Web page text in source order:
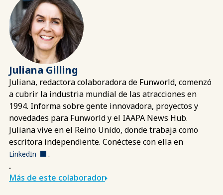
Juliana Gilling
Juliana, redactora colaboradora de Funworld, comenzó
a cubrir la industria mundial de las atracciones en
1994. Informa sobre gente innovadora, proyectos y
novedades para Funworld y el IAAPA News Hub.
Juliana vive en el Reino Unido, donde trabaja como
escritora independiente. Conéctese con ella en
LinkedIn .
.
Más de este colaborador